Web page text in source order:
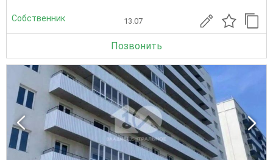
Собственник 13.07
Позвонить